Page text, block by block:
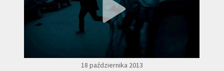
18 października 2013